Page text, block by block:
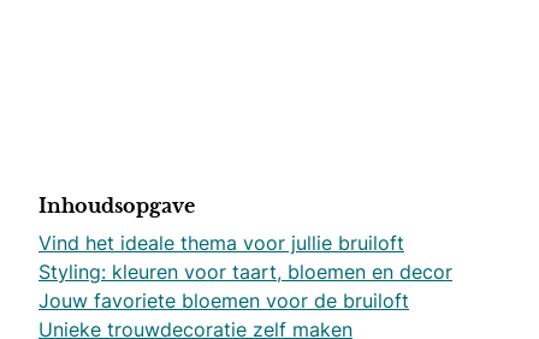
Inhoudsopgave
Vind het ideale thema voor jullie bruiloft
Styling: kleuren voor taart, bloemen en decor
Jouw favoriete bloemen voor de bruiloft
Unieke trouwdecoratie zelf maken